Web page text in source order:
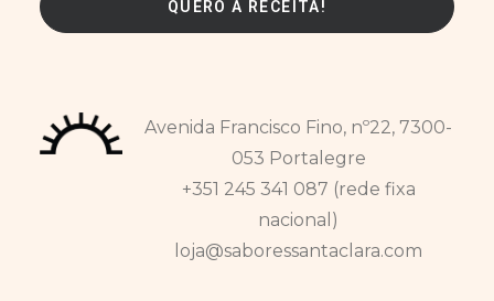
Avenida Francisco Fino, nº22, 7300-
053 Portalegre
+351 245 341 087 (rede fixa
nacional)
loja@saboressantaclara.com